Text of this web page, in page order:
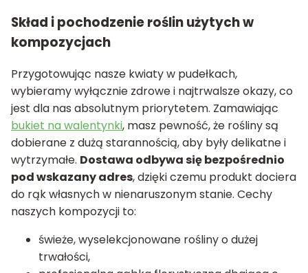
Skład i pochodzenie roślin użytych w
kompozycjach
Przygotowując nasze kwiaty w pudełkach,
wybieramy wyłącznie zdrowe i najtrwalsze okazy, co
jest dla nas absolutnym priorytetem. Zamawiając
bukiet na walentynki, masz pewność, że rośliny są
dobierane z dużą starannością, aby były delikatne i
wytrzymałe. Dostawa odbywa się bezpośrednio
pod wskazany adres, dzięki czemu produkt dociera
do rąk własnych w nienaruszonym stanie. Cechy
naszych kompozycji to:
świeże, wyselekcjonowane rośliny o dużej
trwałości,